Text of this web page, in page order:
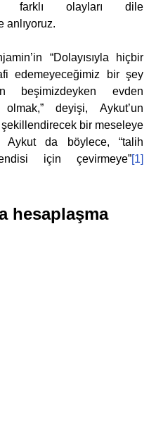
farklı olayları dile
anlıyoruz.
“Dolayısıyla hiçbir
edemeyeceğimiz bir şey
beşimizdeyken evden
olmak,” deyişi, Aykut’un
şekillendirecek bir meseleye
Aykut da böylece, “talih
için çevirmeye” [1]
hesaplaşma